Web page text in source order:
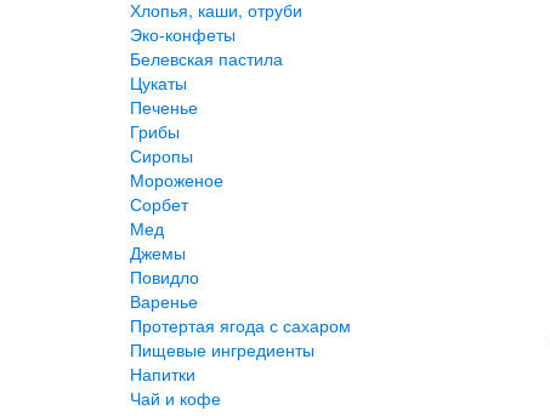
Хлопья, каши, отруби
Эко-конфеты
Белевская пастила
Цукаты
Печенье
Грибы
Сиропы
Мороженое
Сорбет
Мед
Джемы
Повидло
Варенье
Протертая ягода с сахаром
Пищевые ингредиенты
Напитки
Чай и кофе